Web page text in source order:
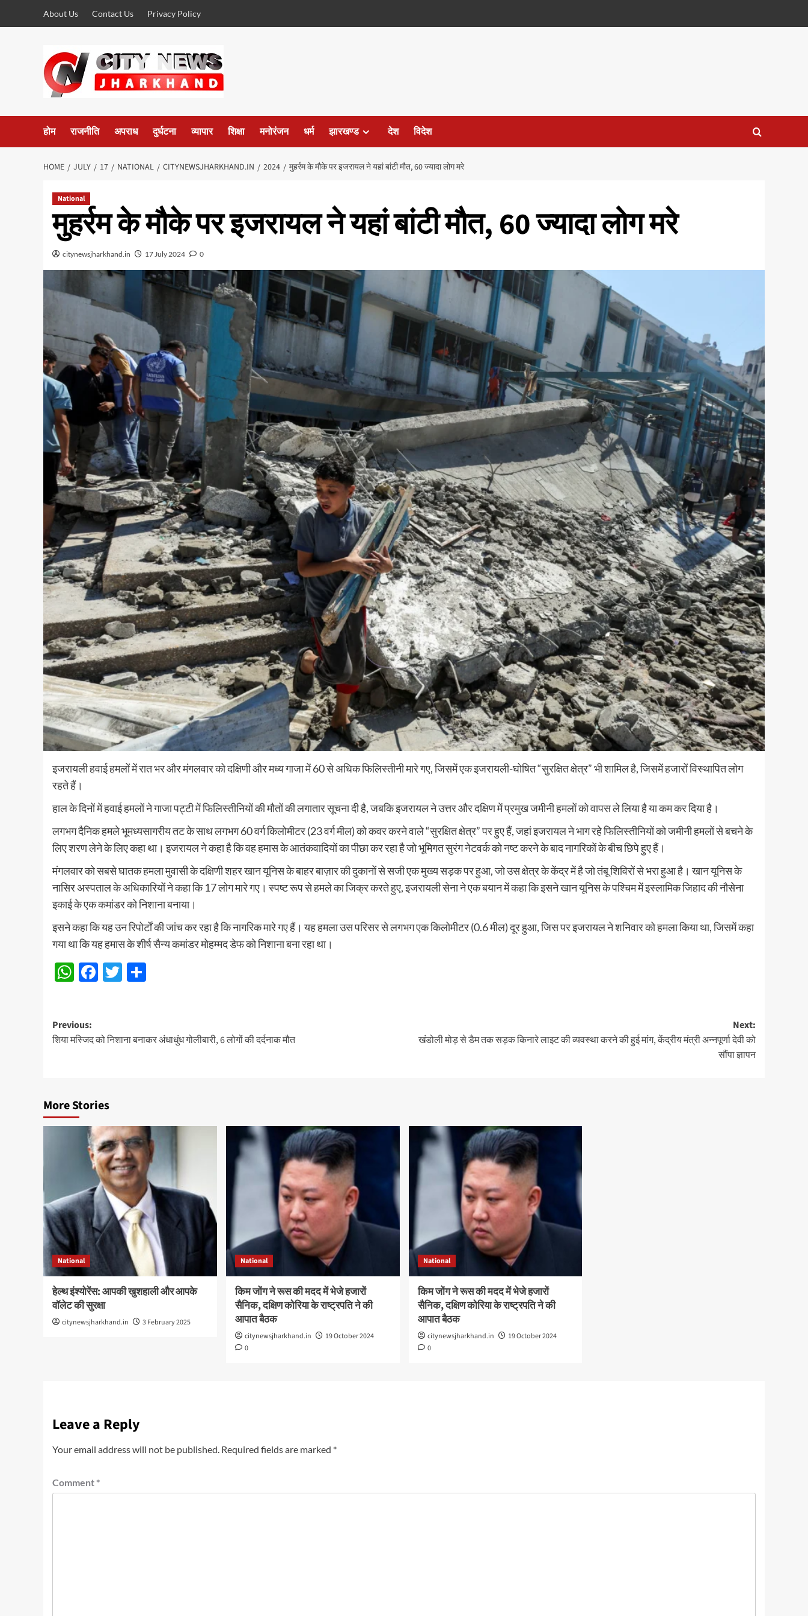
About Us Contact Us Privacy Policy
होम राजनीति अपराध दुर्घटना व्यापार शिक्षा मनोरंजन धर्म झारखण्ड देश विदेश
HOME JULY 17 NATIONAL CITYNEWSJHARKHAND.IN 2024 मुहर्रम के मौके पर इजरायल ने यहां बांटी मौत, 60 ज्यादा लोग मरे
National
मुहर्रम के मौके पर इजरायल ने यहां बांटी मौत, 60 ज्यादा लोग मरे
citynewsjharkhand.in 17 July 2024 0
इजरायली हवाई हमलों में रात भर और मंगलवार को दक्षिणी और मध्य गाजा में 60 से अधिक फिलिस्तीनी मारे गए, जिसमें एक इजरायली-घोषित “सुरक्षित क्षेत्र” भी शामिल है, जिसमें हजारों विस्थापित लोग
रहते हैं।
हाल के दिनों में हवाई हमलों ने गाजा पट्टी में फिलिस्तीनियों की मौतों की लगातार सूचना दी है, जबकि इजरायल ने उत्तर और दक्षिण में प्रमुख जमीनी हमलों को वापस ले लिया है या कम कर दिया है।
लगभग दैनिक हमले भूमध्यसागरीय तट के साथ लगभग 60 वर्ग किलोमीटर (23 वर्ग मील) को कवर करने वाले “सुरक्षित क्षेत्र” पर हुए हैं, जहां इजरायल ने भाग रहे फिलिस्तीनियों को जमीनी हमलों से बचने के
लिए शरण लेने के लिए कहा था। इजरायल ने कहा है कि वह हमास के आतंकवादियों का पीछा कर रहा है जो भूमिगत सुरंग नेटवर्क को नष्ट करने के बाद नागरिकों के बीच छिपे हुए हैं।
मंगलवार को सबसे घातक हमला मुवासी के दक्षिणी शहर खान यूनिस के बाहर बाज़ार की दुकानों से सजी एक मुख्य सड़क पर हुआ, जो उस क्षेत्र के केंद्र में है जो तंबू शिविरों से भरा हुआ है। खान यूनिस के
नासिर अस्पताल के अधिकारियों ने कहा कि 17 लोग मारे गए। स्पष्ट रूप से हमले का जिक्र करते हुए, इजरायली सेना ने एक बयान में कहा कि इसने खान यूनिस के पश्चिम में इस्लामिक जिहाद की नौसेना
इकाई के एक कमांडर को निशाना बनाया।
इसने कहा कि यह उन रिपोर्टों की जांच कर रहा है कि नागरिक मारे गए हैं। यह हमला उस परिसर से लगभग एक किलोमीटर (0.6 मील) दूर हुआ, जिस पर इजरायल ने शनिवार को हमला किया था, जिसमें कहा
गया था कि यह हमास के शीर्ष सैन्य कमांडर मोहम्मद डेफ को निशाना बना रहा था।
WhatsApp
Facebook
Twitter
Post
navigation
Previous:
शिया मस्जिद को निशाना बनाकर अंधाधुंध गोलीबारी, 6 लोगों की दर्दनाक मौत
Next:
खंडोली मोड़ से डैम तक सड़क किनारे लाइट की व्यवस्था करने की हुई मांग, केंद्रीय मंत्री अन्नपूर्णा देवी को
सौंपा ज्ञापन
More Stories
National
हेल्थ इंश्योरेंस: आपकी खुशहाली और आपके
वॉलेट की सुरक्षा
citynewsjharkhand.in 3 February 2025
National
किम जोंग ने रूस की मदद में भेजे हजारों
सैनिक, दक्षिण कोरिया के राष्ट्रपति ने की
आपात बैठक
citynewsjharkhand.in
19 October 2024
0
National
किम जोंग ने रूस की मदद में भेजे हजारों
सैनिक, दक्षिण कोरिया के राष्ट्रपति ने की
आपात बैठक
citynewsjharkhand.in
19 October 2024
0
Leave a Reply
Your email address will not be published. Required fields are marked *
Comment *